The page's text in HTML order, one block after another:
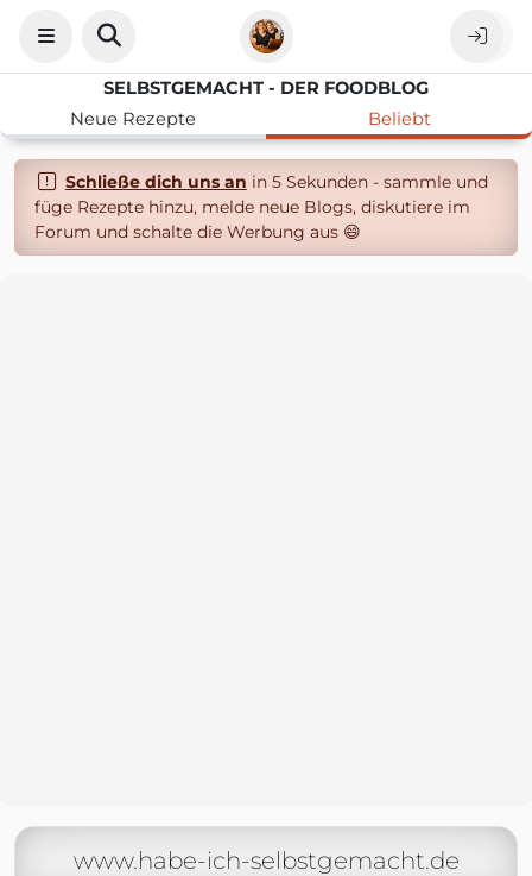
SELBSTGEMACHT - DER FOODBLOG
Neue Rezepte
Beliebt
Schließe dich uns an in 5 Sekunden - sammle und
füge Rezepte hinzu, melde neue Blogs, diskutiere im
Forum und schalte die Werbung aus 😄
www.habe-ich-selbstgemacht.de